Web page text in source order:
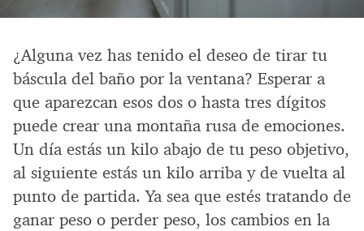
¿Alguna vez has tenido el deseo de tirar tu
báscula del baño por la ventana? Esperar a
que aparezcan esos dos o hasta tres dígitos
puede crear una montaña rusa de emociones.
Un día estás un kilo abajo de tu peso objetivo,
al siguiente estás un kilo arriba y de vuelta al
punto de partida. Ya sea que estés tratando de
ganar peso o perder peso, los cambios en la